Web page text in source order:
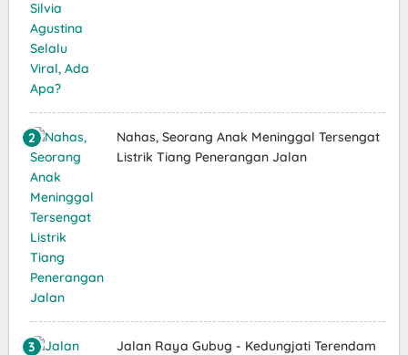
Nahas, Seorang Anak Meninggal Tersengat
Listrik Tiang Penerangan Jalan
Jalan Raya Gubug - Kedungjati Terendam